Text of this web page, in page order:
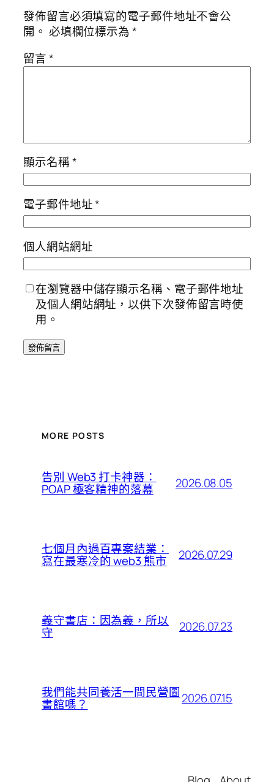
發佈留言必須填寫的電子郵件地址不會公
開。 必填欄位標示為*
留言*
顯示名稱*
電子郵件地址*
個人網站網址
在瀏覽器中儲存顯示名稱、電子郵件地址
及個人網站網址，以供下次發佈留言時使
用。
MORE POSTS
告別 Web3 打卡神器：
POAP 極客精神的落幕 2026.08.05
七個月內過百專案結業：
寫在最寒冷的 web3 熊市 2026.07.29
義守書店：因為義，所以
守 2026.07.23
我們能共同養活一間民營圖
書館嗎？ 2026.07.15